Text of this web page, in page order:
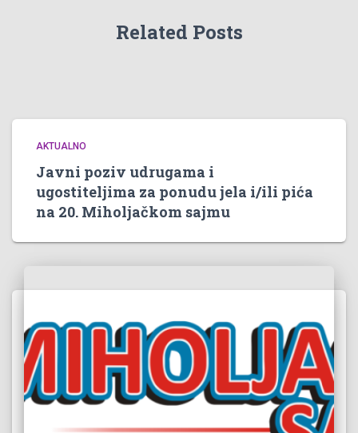
Related Posts
AKTUALNO
Javni poziv udrugama i
ugostiteljima za ponudu jela i/ili pića
na 20. Miholjačkom sajmu